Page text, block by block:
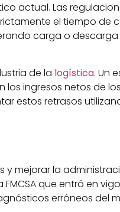
actual. Las
el tiempo de
carga o
de la logística. Un
ingresos netos de
estos retrasos
mejorar la
que entró en
erróneos del